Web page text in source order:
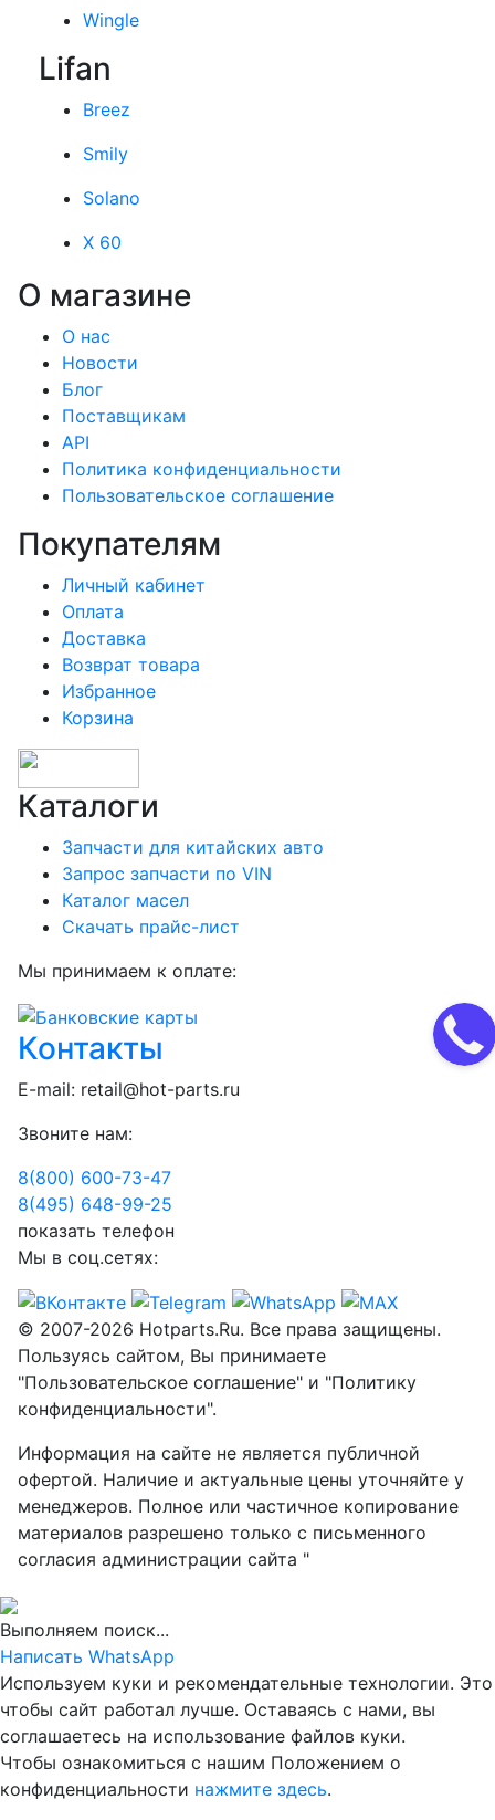
Wingle
Lifan
Breez
Smily
Solano
X 60
О магазине
О нас
Новости
Блог
Поставщикам
API
Политика конфиденциальности
Пользовательское соглашение
Покупателям
Личный кабинет
Оплата
Доставка
Возврат товара
Избранное
Корзина
Каталоги
Запчасти для китайских авто
Запрос запчасти по VIN
Каталог масел
Скачать прайс-лист
Мы принимаем к оплате:
Контакты
E-mail: retail@hot-parts.ru
Звоните нам:
8(800) 600-73-47
8(495) 648-99-25
показать телефон
Мы в соц.сетях:
© 2007-2026 Hotparts.Ru. Все права защищены.
Пользуясь сайтом, Вы принимаете
"Пользовательское соглашение" и "Политику
конфиденциальности".
Информация на сайте не является публичной
офертой. Наличие и актуальные цены уточняйте у
менеджеров. Полное или частичное копирование
материалов разрешено только с письменного
согласия администрации сайта "
Выполняем поиск...
Написать WhatsApp
Используем куки и рекомендательные технологии. Это
чтобы сайт работал лучше. Оставаясь с нами, вы
соглашаетесь на использование файлов куки.
Чтобы ознакомиться с нашим Положением о
конфиденциальности нажмите здесь.